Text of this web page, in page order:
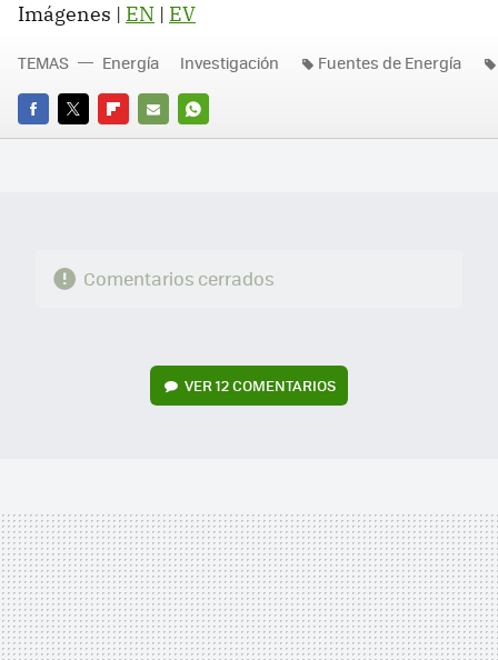
Imágenes | EN | EV
FACEBOOK
TWITTERFLIPBOARD
E-
WHATSAPP
TEMAS Energía Investigación Fuentes de Energía
Comentarios cerrados
VER12 COMENTARIOS